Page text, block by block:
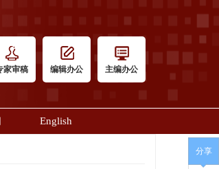
家审稿 编辑办公 主编办公
English
分享